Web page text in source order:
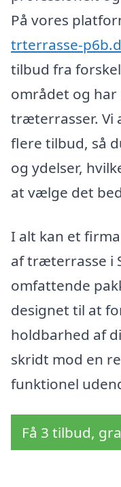
På vores
trterrasse-
tilbud fra
området og
træterrasser. Vi
flere tilbud, så
og ydelser,
at vælge det
I alt kan et
af træterrasse i
omfattende
designet til at
holdbarhed af
skridt mod en
funktionel
Få 3 tilbud,